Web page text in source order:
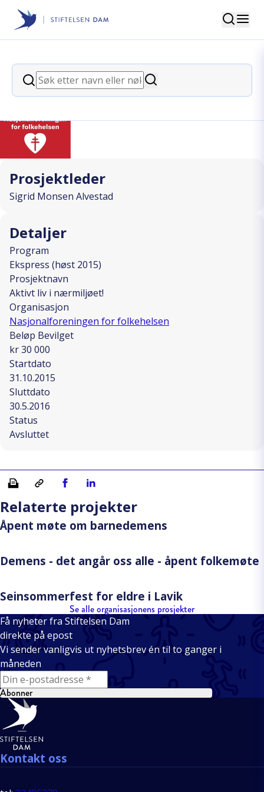
Stiftelsen Dam
Søk
Søk
Søk
back
Aktivt liv i nærmiljøet!
Prosjektleder
Sigrid Monsen Alvestad
Detaljer
Program
Ekspress (høst 2015)
Prosjektnavn
Aktivt liv i nærmiljøet!
Organisasjon
Nasjonalforeningen for folkehelsen
Beløp Bevilget
kr 30 000
Startdato
31.10.2015
Sluttdato
30.5.2016
Status
Avsluttet
Skriv ut Kopiera länkDel på Facebook
Del på Linkedin
Relaterte projekter
Åpent møte om barnedemens
Demens - det angår oss alle - åpent folkemøte
Seinsommerfest for eldre i Lavik
Se alle organisasjonens prosjekter
Få nyheter fra Stiftelsen Dam
direkte på epost
Vi sender vanligvis ut nyhetsbrev én til to ganger i
måneden
E-mail
Abonner
Bunntekst
Kontakt oss